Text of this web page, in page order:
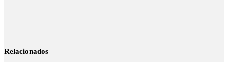
Relacionados